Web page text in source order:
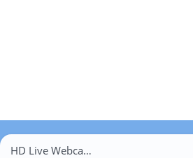
HD Live Webcams Lipa